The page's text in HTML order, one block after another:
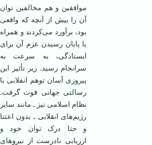
موافقین و هم مخالفین توان
آن را بیش از آنچه که واقعی
بود، برآورد می‌کردند و همراه
با پایان رسیدن عزم آن برای
ایستادگی، به سرعت به
سرانجام رسید. زیر تأثیر این
پیروزی آسان توهم انقلابی با
رسالتی جهانی قوت گرفت.
نظام اسلامی نیز ـ مانند سایر
رژیم‌های انقلابی ـ بدون اعتنا
و حتا درک توان خود و
ارزیابی نادرست از نیروهای